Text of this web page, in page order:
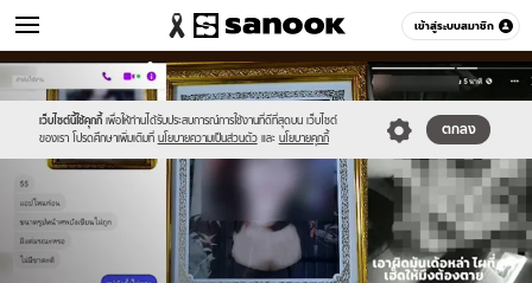
เข้าสู่ระบบสมาชิก
ข่าว หมวดอื่นๆ
เว็บไซต์นี้ใช้คุกกี้ เพื่อให้ท่านได้รับประสบการณ์การใช้งานที่ดีที่สุดบน เว็บไซต์
ของเรา โปรดศึกษาเพิ่มเติมที่ นโยบายความเป็นส่วนตัว และ นโยบายคุกกี้
ตกลง
Sanook
//s.isanook.com/sr/0/images/logo-
new-
sanook.png
600
60
//s.isanook.com/ns/0/ud/1731/8659970/bifern.jpg